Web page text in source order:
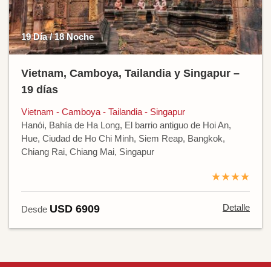
19 Día / 18 Noche
Vietnam, Camboya, Tailandia y Singapur –
19 días
Vietnam - Camboya - Tailandia - Singapur
Hanói, Bahía de Ha Long, El barrio antiguo de Hoi An,
Hue, Ciudad de Ho Chi Minh, Siem Reap, Bangkok,
Chiang Rai, Chiang Mai, Singapur
★★★★
Desde USD 6909 Detalle